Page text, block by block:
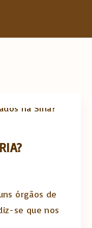
órgãos de
se que nos